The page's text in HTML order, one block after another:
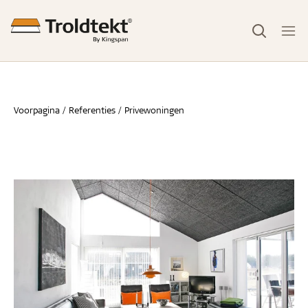
Voorpagina Referenties Privewoningen